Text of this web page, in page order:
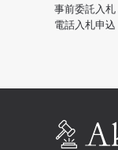
事前委託入札
電話入札申込